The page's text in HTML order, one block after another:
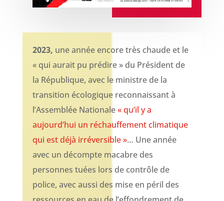
2023, une année encore très chaude et le
« qui aurait pu prédire » du Président de
la République, avec le ministre de la
transition écologique reconnaissant à
l’Assemblée Nationale« qu’il y a
aujourd’hui un réchauffement climatique
qui est déjà irréversible »… Une année
avec un décompte macabre des
personnes tuées lors de contrôle de
police, avec aussi des mise en péril des